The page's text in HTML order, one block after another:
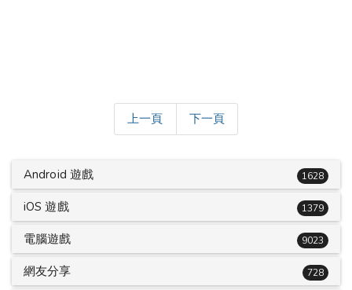
上一頁 下一頁
Android 遊戲 1628
iOS 遊戲 1379
電腦遊戲 9023
網友分享 728